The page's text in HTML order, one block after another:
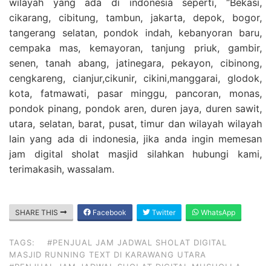
cikarang, cibitung, tambun, jakarta, depok, bogor,
tangerang selatan, pondok indah, kebanyoran baru,
cempaka mas, kemayoran, tanjung priuk, gambir,
senen, tanah abang, jatinegara, pekayon, cibinong,
cengkareng, cianjur,cikunir, cikini,manggarai, glodok,
kota, fatmawati, pasar minggu, pancoran, monas,
pondok pinang, pondok aren, duren jaya, duren sawit,
utara, selatan, barat, pusat, timur dan wilayah wilayah
lain yang ada di indonesia, jika anda ingin memesan
jam digital sholat masjid silahkan hubungi kami,
terimakasih, wassalam.
SHARE THIS Facebook Twitter WhatsApp
TAGS:
#PENJUAL JAM JADWAL SHOLAT DIGITAL
MASJID RUNNING TEXT DI KARAWANG UTARA